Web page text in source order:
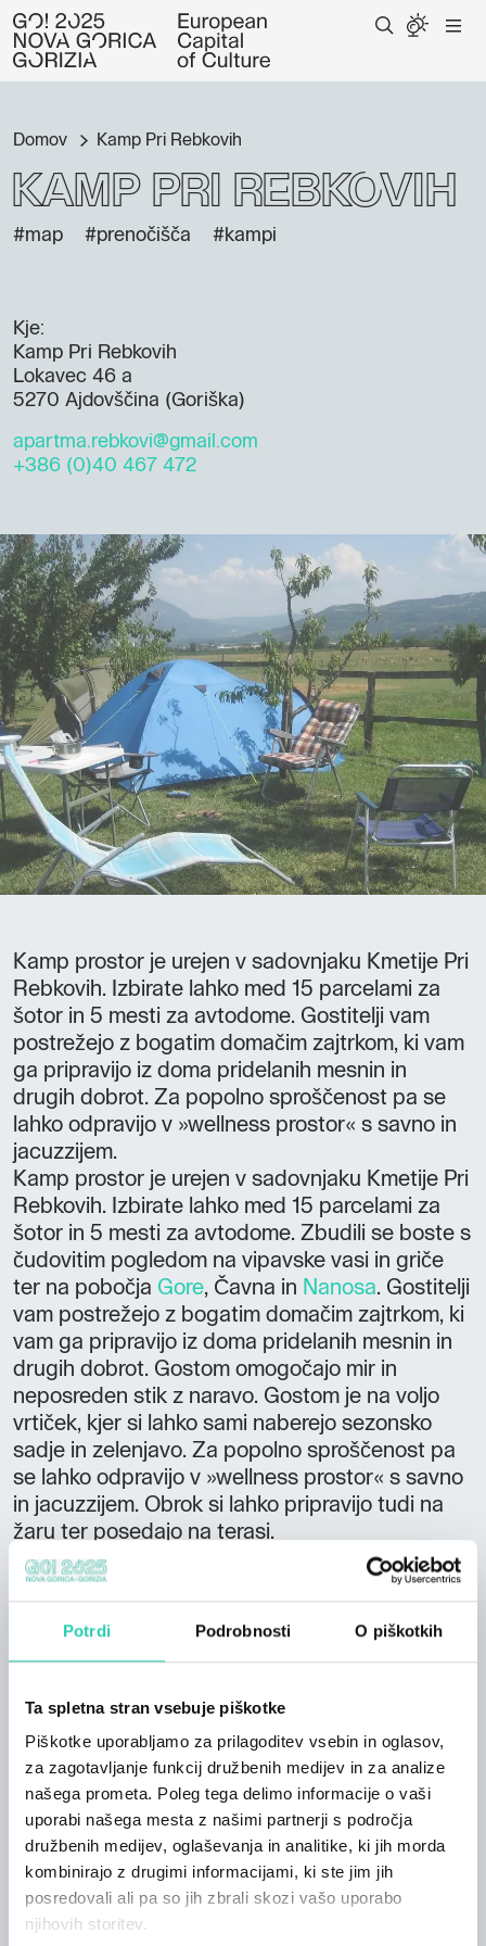
Potrdi Podrobnosti O piškotkih
Ta spletna stran vsebuje piškotke
Piškotke uporabljamo za prilagoditev vsebin in oglasov,
za zagotavljanje funkcij družbenih medijev in za analize
našega prometa. Poleg tega delimo informacije o vaši
uporabi našega mesta z našimi partnerji s področja
družbenih medijev, oglaševanja in analitike, ki jih morda
kombinirajo z drugimi informacijami, ki ste jim jih
posredovali ali pa so jih zbrali skozi vašo uporabo
njihovih storitev.
Domov Kamp Pri Rebkovih
Kamp Pri Rebkovih
#map #prenočišča #kampi
Kje:
Kamp Pri Rebkovih
Lokavec 46 a
5270 Ajdovščina (Goriška)
apartma.rebkovi@gmail.com
+386 (0)40 467 472
Kamp prostor je urejen v sadovnjaku Kmetije Pri
Rebkovih. Izbirate lahko med 15 parcelami za
šotor in 5 mesti za avtodome. Gostitelji vam
postrežejo z bogatim domačim zajtrkom, ki vam
ga pripravijo iz doma pridelanih mesnin in
drugih dobrot. Za popolno sproščenost pa se
lahko odpravijo v »wellness prostor« s savno in
jacuzzijem.
Kamp prostor je urejen v sadovnjaku Kmetije Pri
Rebkovih. Izbirate lahko med 15 parcelami za
šotor in 5 mesti za avtodome. Zbudili se boste s
čudovitim pogledom na vipavske vasi in griče
ter na pobočja Gore, Čavna in Nanosa. Gostitelji
vam postrežejo z bogatim domačim zajtrkom, ki
vam ga pripravijo iz doma pridelanih mesnin in
drugih dobrot. Gostom omogočajo mir in
neposreden stik z naravo. Gostom je na voljo
vrtiček, kjer si lahko sami naberejo sezonsko
sadje in zelenjavo. Za popolno sproščenost pa
se lahko odpravijo v »wellness prostor« s savno
in jacuzzijem. Obrok si lahko pripravijo tudi na
žaru ter posedajo na terasi.
Ne prezrite:
kmetija razpolaga zdvema apartmajema zajtrk
iz doma pripravljenih mesnin, sokov in drugih
možnost polpenziona možnost pranja perila
kmetijo klima, WiFi možnost izposoje 3 koles
živalim prijazna nastanitev
Vtisi gostov: čudovit razgled, mir, tišina,
prijaznost gostiteljev, zajtrk, okolica.